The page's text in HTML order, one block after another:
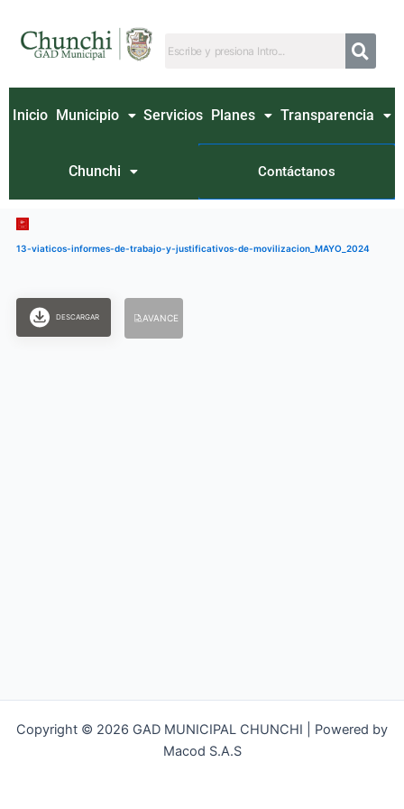
contenido
Inicio Municipio Servicios Planes Transparencia
Chunchi Contáctanos
13-viaticos-informes-de-trabajo-y-justificativos-de-movilizacion_MAYO_2024
DESCARGAR AVANCE
Copyright © 2026 GAD MUNICIPAL CHUNCHI | Powered by
Macod S.A.S